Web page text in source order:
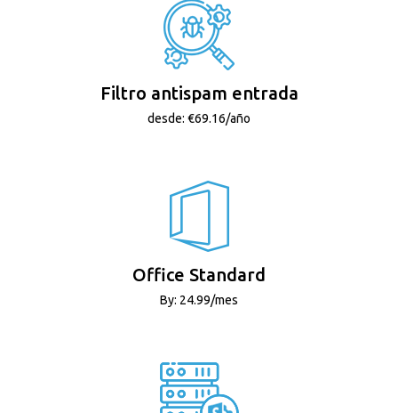
Filtro antispam entrada
desde: €69.16/año
Office Standard
By: 24.99/mes